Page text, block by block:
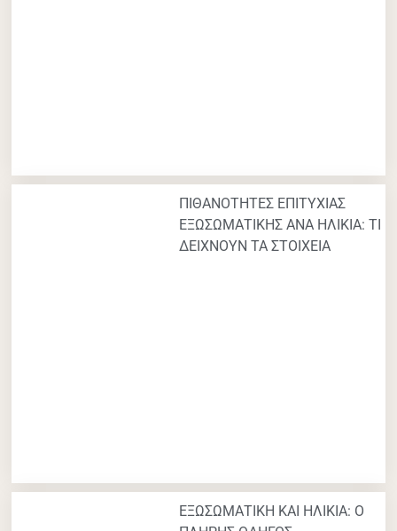
ΠΙΘΑΝΟΤΗΤΕΣ ΕΠΙΤΥΧΙΑΣ
ΕΞΩΣΩΜΑΤΙΚΗΣ ΑΝΑ ΗΛΙΚΙΑ: ΤΙ
ΔΕΙΧΝΟΥΝ ΤΑ ΣΤΟΙΧΕΙΑ
ΕΞΩΣΩΜΑΤΙΚΗ ΚΑΙ ΗΛΙΚΙΑ: Ο